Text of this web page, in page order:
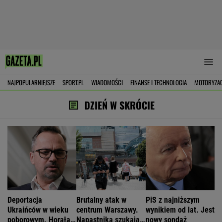
NAJPOPULARNIEJSZE SPORT.PL WIADOMOŚCI FINANSE I TECHNOLOGIA
DZIEŃ W SKRÓCIE
Deportacja
Ukraińców w wieku
poborowym. Horała
Brutalny atak w
centrum Warszawy.
Napastnika szukają
PiS z najniższym
wynikiem od lat. Jest
nowy sondaż